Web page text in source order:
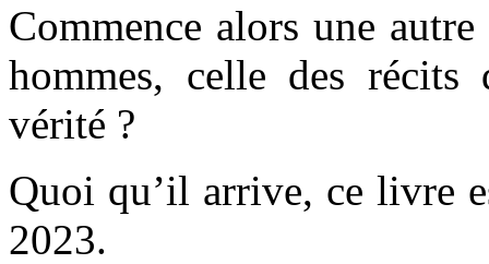
Commence alors une
hommes, celle des
vérité ?
Quoi qu’il arrive, ce livre
2023.